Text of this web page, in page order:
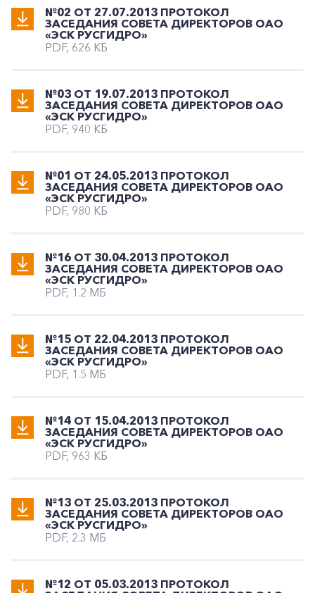
№02 ОТ 27.07.2013 ПРОТОКОЛ
ЗАСЕДАНИЯ СОВЕТА ДИРЕКТОРОВ ОАО
«ЭСК РУСГИДРО»
PDF, 626 КБ
№03 ОТ 19.07.2013 ПРОТОКОЛ
ЗАСЕДАНИЯ СОВЕТА ДИРЕКТОРОВ ОАО
«ЭСК РУСГИДРО»
PDF, 940 КБ
№01 ОТ 24.05.2013 ПРОТОКОЛ
ЗАСЕДАНИЯ СОВЕТА ДИРЕКТОРОВ ОАО
«ЭСК РУСГИДРО»
PDF, 980 КБ
№16 ОТ 30.04.2013 ПРОТОКОЛ
ЗАСЕДАНИЯ СОВЕТА ДИРЕКТОРОВ ОАО
«ЭСК РУСГИДРО»
PDF, 1.2 МБ
№15 ОТ 22.04.2013 ПРОТОКОЛ
ЗАСЕДАНИЯ СОВЕТА ДИРЕКТОРОВ ОАО
«ЭСК РУСГИДРО»
PDF, 1.5 МБ
№14 ОТ 15.04.2013 ПРОТОКОЛ
ЗАСЕДАНИЯ СОВЕТА ДИРЕКТОРОВ ОАО
«ЭСК РУСГИДРО»
PDF, 963 КБ
№13 ОТ 25.03.2013 ПРОТОКОЛ
ЗАСЕДАНИЯ СОВЕТА ДИРЕКТОРОВ ОАО
«ЭСК РУСГИДРО»
PDF, 2.3 МБ
№12 ОТ 05.03.2013 ПРОТОКОЛ